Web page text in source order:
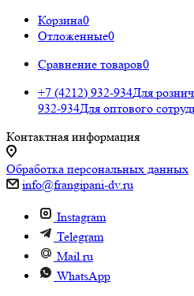
Корзина0
Отложенные0
Сравнение товаров0
+7 (4212) 932-934Для
932-934Для оптового
Контактная информация
Обработка персональных данных
info@frangipani-dv.ru
Instagram
Telegram
Mail.ru
WhatsApp